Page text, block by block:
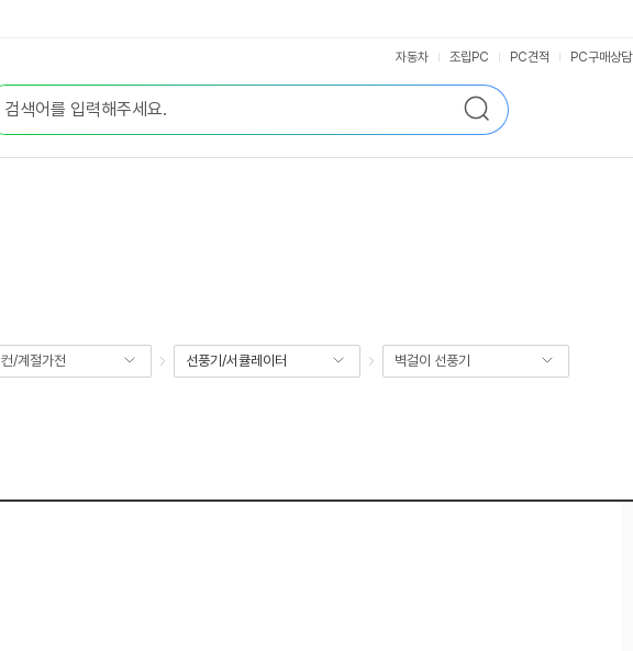
검
색
자동차 조립PC PC견적 PC구매상담
/계절가전 선풍기/서큘레이터 벽걸이 선풍기